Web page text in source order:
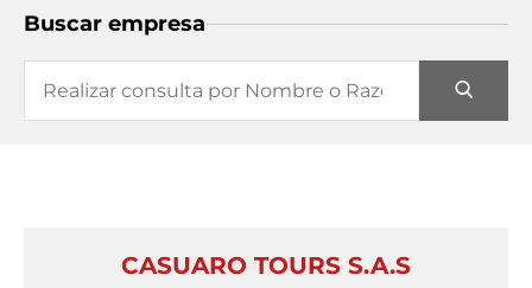
Buscar empresa
CASUARO TOURS S.A.S